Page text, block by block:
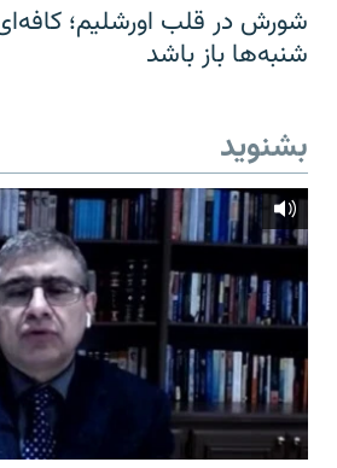
شورش در قلب اورشلیم؛
شنبه‌ها باز باشد
بشنوید